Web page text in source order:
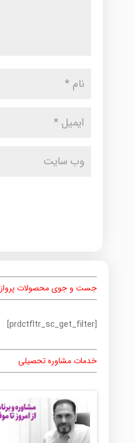
جست و جوی محصولات پرواز
[prdctfltr_sc_get_filter]
خدمات مشاوره تحصیلی